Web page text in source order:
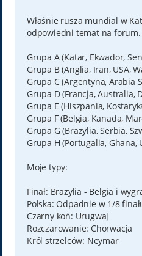
t
Właśnie rusza mundial w
odpowiedni temat na
Grupa A (Katar, Ekwador,
Grupa B (Anglia, Iran, USA,
Grupa C (Argentyna, Arabia
Grupa D (Francja, Australia,
Grupa E (Hiszpania,
Grupa F (Belgia, Kanada,
Grupa G (Brazylia, Serbia,
Grupa H (Portugalia, Ghana,
Moje typy:
Finał: Brazylia - Belgia i
Polska: Odpadnie w 1/8
Czarny koń: Urugwaj
Rozczarowanie: Chorwacja
Król strzelców: Neymar